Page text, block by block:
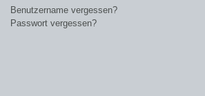
Benutzername vergessen?
Passwort vergessen?